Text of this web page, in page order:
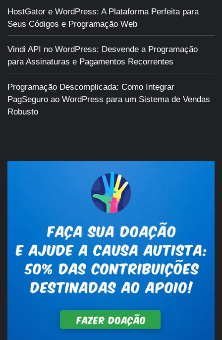
HostGator e WordPress: A Plataforma Perfeita para
Seus Códigos e Programação Web
Vindi API no WordPress: Desvende a Programação
para Assinaturas e Pagamentos Recorrentes
Programação Descomplicada: Como Integrar
PagSeguro ao WordPress para um Sistema de Vendas
Robusto